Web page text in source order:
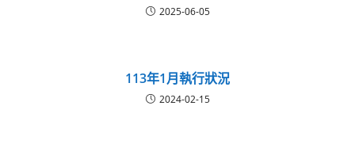
2025-06-05
113年1月執行狀況
2024-02-15